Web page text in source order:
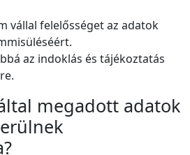
vállal felelősséget az adatok
az indoklás és tájékoztatás
megadott adatok